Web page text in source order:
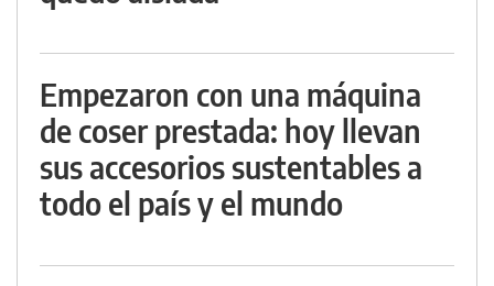
Empezaron con una máquina
de coser prestada: hoy llevan
sus accesorios sustentables a
todo el país y el mundo